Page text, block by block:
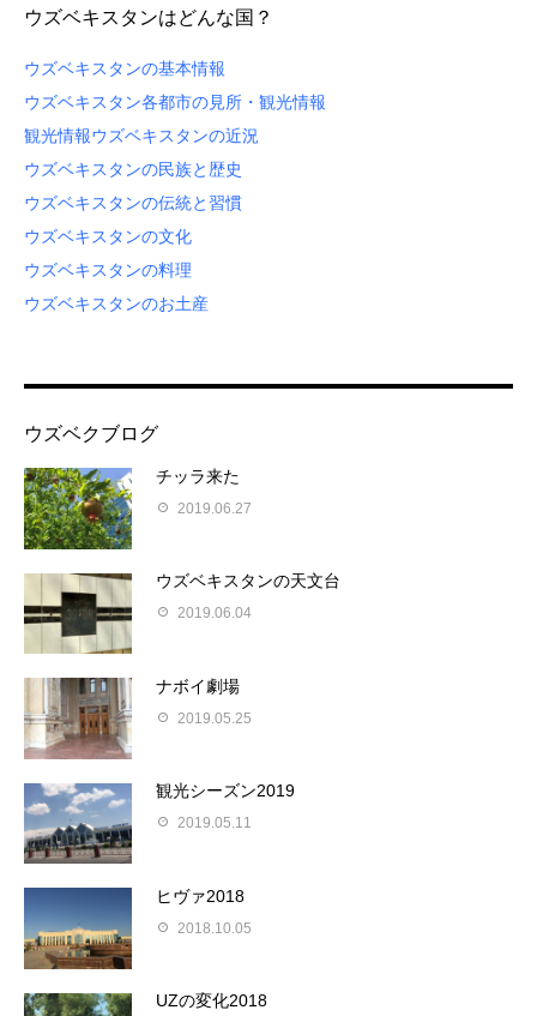
ウズベキスタンはどんな国？
ウズベキスタンの基本情報
ウズベキスタン各都市の見所・観光情報
観光情報ウズベキスタンの近況
ウズベキスタンの民族と歴史
ウズベキスタンの伝統と習慣
ウズベキスタンの文化
ウズベキスタンの料理
ウズベキスタンのお土産
ウズベクブログ
チッラ来た
2019.06.27
ウズベキスタンの天文台
2019.06.04
ナボイ劇場
2019.05.25
観光シーズン2019
2019.05.11
ヒヴァ2018
2018.10.05
UZの変化2018